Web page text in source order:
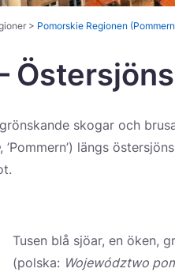
> Pomorskie Regionen
skogar och
, ’Pommern’) längs
Tusen blå sjöar, en öken,
(polska: Województwo